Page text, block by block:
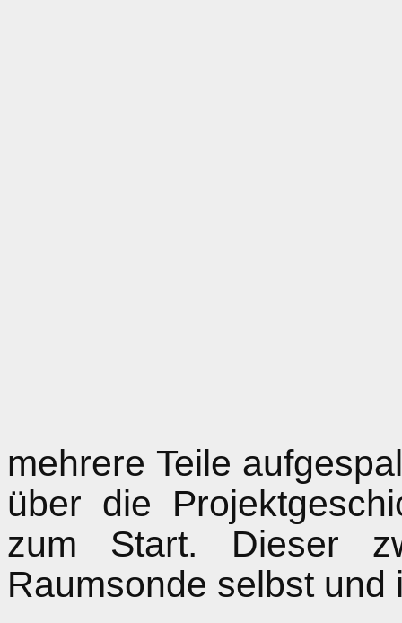
mehrere Teile
über die
zum Start. Dieser
Raumsonde selbst und